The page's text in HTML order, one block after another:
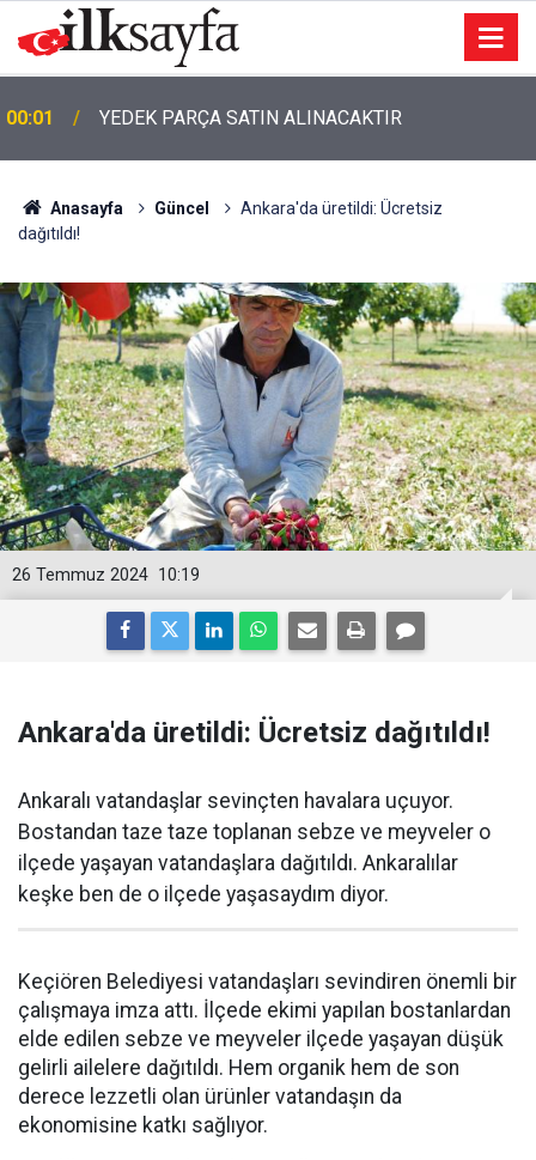
00:01 TEMİZLİK MALZEMESİ SATIN ALINACAKTIR
Anasayfa Güncel
Ankara'da üretildi: Ücretsiz
dağıtıldı!
10:19
26 Temmuz 2024
Ankara'da üretildi: Ücretsiz dağıtıldı!
Ankaralı vatandaşlar sevinçten havalara uçuyor.
Bostandan taze taze toplanan sebze ve meyveler o
ilçede yaşayan vatandaşlara dağıtıldı. Ankaralılar
keşke ben de o ilçede yaşasaydım diyor.
Keçiören Belediyesi vatandaşları sevindiren önemli bir
çalışmaya imza attı. İlçede ekimi yapılan bostanlardan
elde edilen sebze ve meyveler ilçede yaşayan düşük
gelirli ailelere dağıtıldı. Hem organik hem de son
derece lezzetli olan ürünler vatandaşın da
ekonomisine katkı sağlıyor.